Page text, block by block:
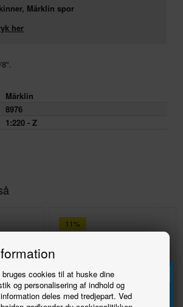
cookies til at huske dine
og personalisering af indhold og
deles med tredjepart. Ved
Märklin spor
her
Märklin
8976
1:220 - Z
11%